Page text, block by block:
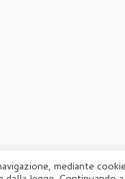
mediante